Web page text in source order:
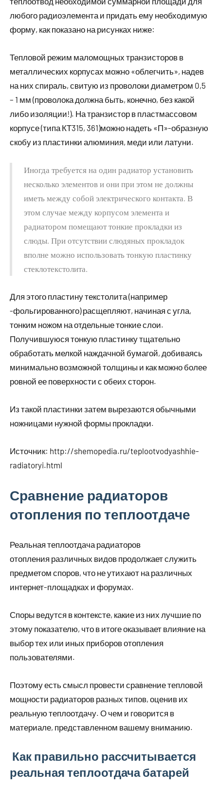
любого радиоэлемента и придать ему необходимую
форму, как показано на рисунках ниже:
Тепловой режим маломощных транзисторов в
металлических корпусах можно «облегчить», надев
на них спираль, свитую из проволоки диаметром 0,5
– 1 мм (проволока должна быть, конечно, без какой
либо изоляции!). На транзистор в пластмассовом
корпусе (типа КТ315, 361)можно надеть «П»-образную
скобу из пластинки алюминия, меди или латуни.
Иногда требуется на один радиатор установить
несколько элементов и они при этом не должны
иметь между собой электрического контакта. В
этом случае между корпусом элемента и
радиатором помещают тонкие прокладки из
слюды. При отсутствии слюдяных прокладок
вполне можно использовать тонкую пластинку
стеклотекстолита.
Для этого пластину текстолита (например
-фольгированного) расщепляют, начиная с угла,
тонким ножом на отдельные тонкие слои.
Получившуюся тонкую пластинку тщательно
обработать мелкой наждачной бумагой, добиваясь
минимально возможной толщины и как можно более
ровной ее поверхности с обеих сторон.
Из такой пластинки затем вырезаются обычными
ножницами нужной формы прокладки.
Источник: http://shemopedia.ru/teplootvodyashhie-
radiatoryi.html
Сравнение радиаторов
отопления по теплоотдаче
Реальная теплоотдача радиаторов
отопления различных видов продолжает служить
предметом споров, что не утихают на различных
интернет-площадках и форумах.
Споры ведутся в контексте, какие из них лучшие по
этому показателю, что в итоге оказывает влияние на
выбор тех или иных приборов отопления
пользователями.
Поэтому есть смысл провести сравнение тепловой
мощности радиаторов разных типов, оценив их
реальную теплоотдачу. О чем и говорится в
материале, представленном вашему вниманию.
Как правильно рассчитывается
реальная теплоотдача батарей